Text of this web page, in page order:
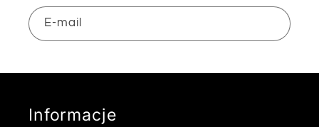
a
:
E-mail
Informacje